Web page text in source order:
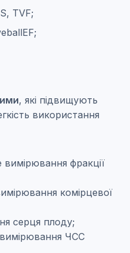
TVF;
, які підвищують
використання
фракції
комірцевої
серця плоду;
ЧСС